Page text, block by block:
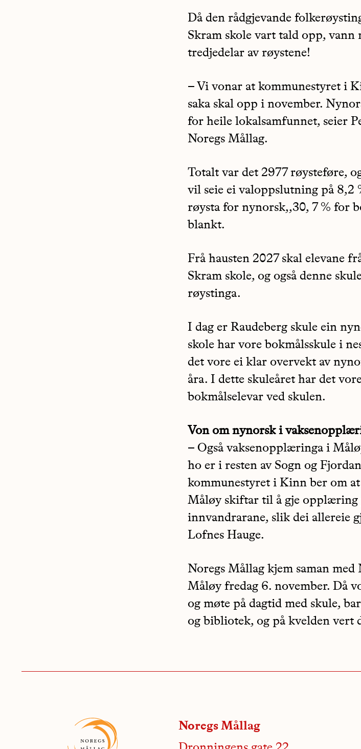
Då den rådgjevande
Skram skole vart tald opp, vann
tredjedelar av røystene!
– Vi vonar at kommunestyret i
saka skal opp i november.
for heile lokalsamfunnet, seier
Noregs Mållag.
Totalt var det 2977 røysteføre,
vil seie ei valoppslutning på 8,2
røysta for nynorsk,,30, 7 % for
blankt.
Frå hausten 2027 skal elevane
Skram skole, og også denne
røystinga.
I dag er Raudeberg skule ein
skole har vore bokmålsskule i
det vore ei klar overvekt av
åra. I dette skuleåret har det
bokmålselevar ved skulen.
Von om nynorsk i
– Også vaksenopplæringa i
ho er i resten av Sogn og
kommunestyret i Kinn ber om
Måløy skiftar til å gje opplæring
innvandrarane, slik dei allereie
Lofnes Hauge.
Noregs Mållag kjem saman
Måløy fredag 6. november. Då
og møte på dagtid med skule,
og bibliotek, og på kvelden vert
Noregs Mållag